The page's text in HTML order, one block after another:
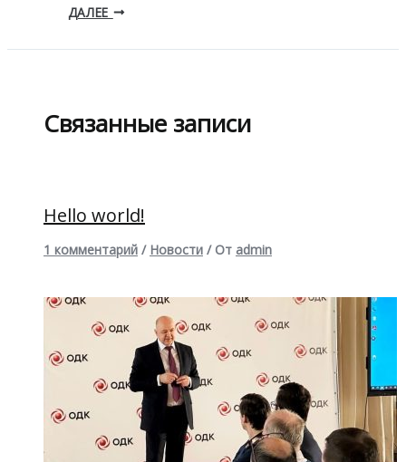
ДАЛЕЕ
Связанные записи
Hello world!
1 комментарий / Новости / От admin